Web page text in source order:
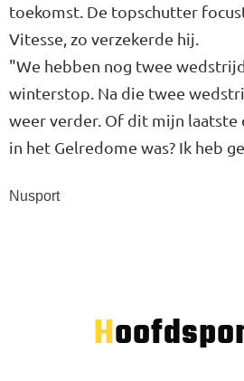
toekomst. De topschutter
Vitesse, zo verzekerde hij.
"We hebben nog twee
winterstop. Na die twee
weer verder. Of dit mijn
in het Gelredome was? Ik heb
Nusport